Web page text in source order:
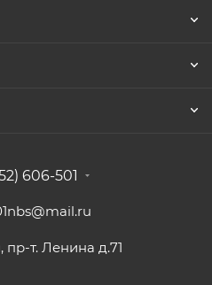
606-501
пр-т. Ленина д.71